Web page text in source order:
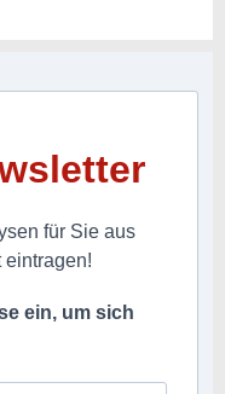
für Sie aus
eintragen!
ein, um sich